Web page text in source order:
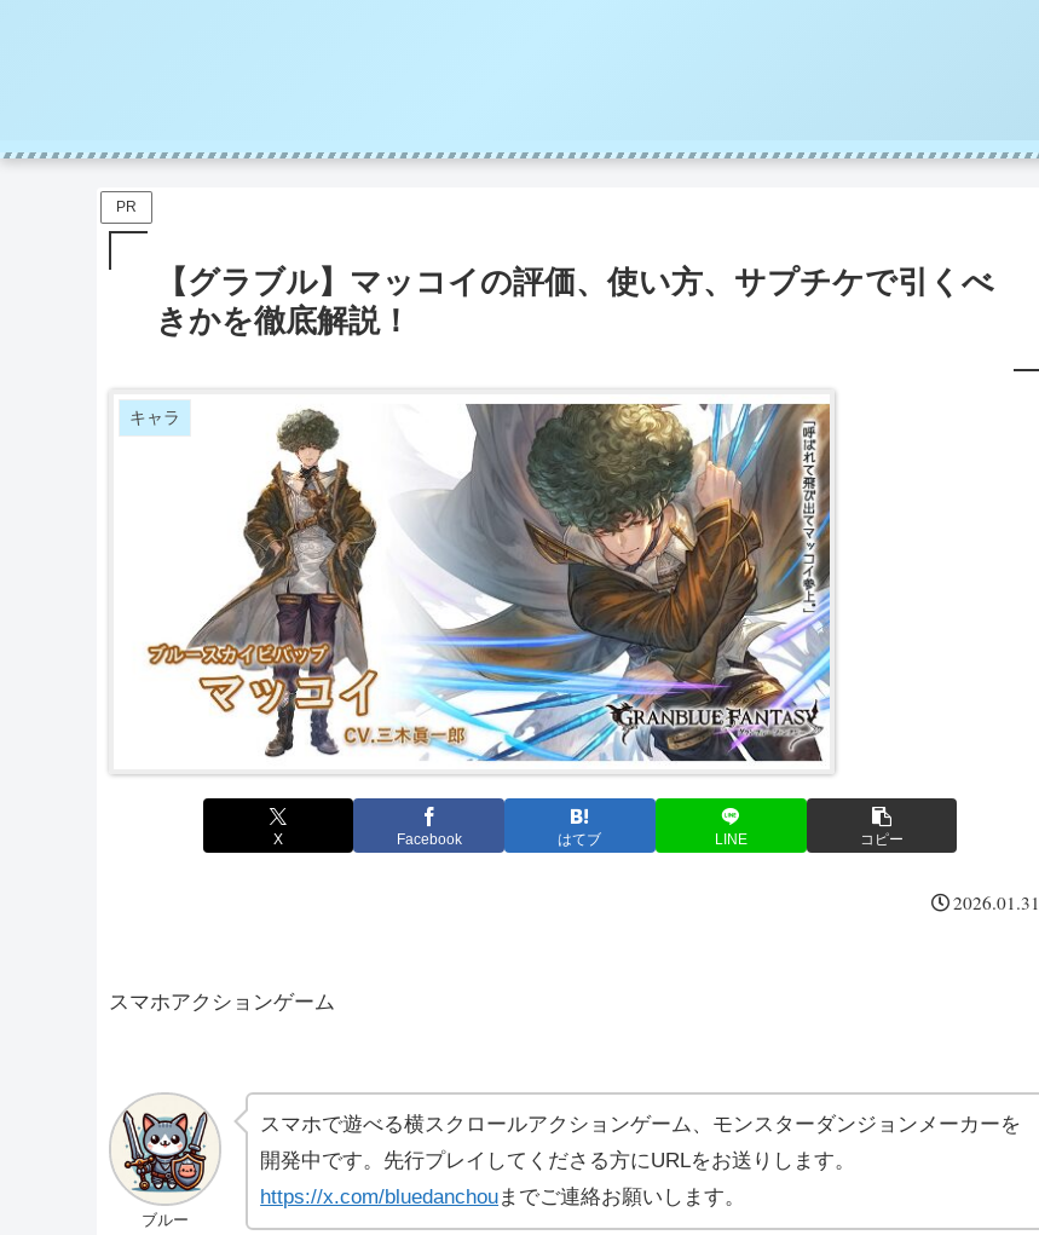
PR
【グラブル】マッコイの評価、使い方、サプチケで引くべ
きかを徹底解説！
キャラ
X Facebook はてブ LINE コピー
2026.01.31
スマホアクションゲーム
ブルー
スマホで遊べる横スクロールアクションゲーム、モンスターダンジョンメーカーを
開発中です。先行プレイしてくださる方にURLをお送りします。
https://x.com/bluedanchouまでご連絡お願いします。